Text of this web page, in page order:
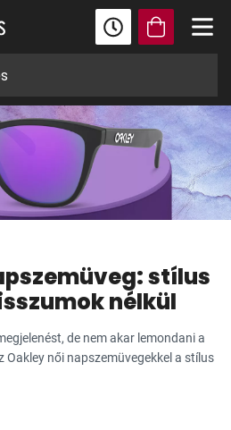
stílus
nélkül
de nem akar lemondani a
női napszemüvegekkel a stílus